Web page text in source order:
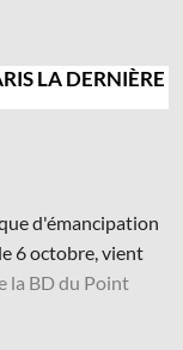
LA DERNIÈRE
d'émancipation
6 octobre, vient
la BD du Point